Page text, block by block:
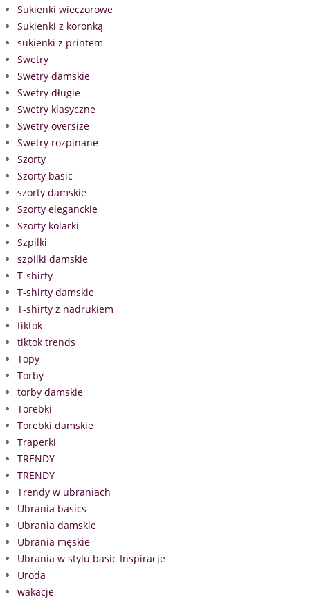
Sukienki wieczorowe
Sukienki z koronką
sukienki z printem
Swetry
Swetry damskie
Swetry długie
Swetry klasyczne
Swetry oversize
Swetry rozpinane
Szorty
Szorty basic
szorty damskie
Szorty eleganckie
Szorty kolarki
Szpilki
szpilki damskie
T-shirty
T-shirty damskie
T-shirty z nadrukiem
tiktok
tiktok trends
Topy
Torby
torby damskie
Torebki
Torebki damskie
Traperki
TRENDY
TRENDY
Trendy w ubraniach
Ubrania basics
Ubrania damskie
Ubrania męskie
Ubrania w stylu basic Inspiracje
Uroda
wakacje